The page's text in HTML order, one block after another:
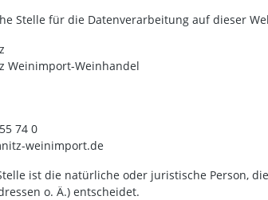
Stelle für die Datenverarbeitung auf dieser
Weinimport-Weinhandel
74 0
weinimport.de
ist die natürliche oder juristische Person,
o. Ä.) entscheidet.